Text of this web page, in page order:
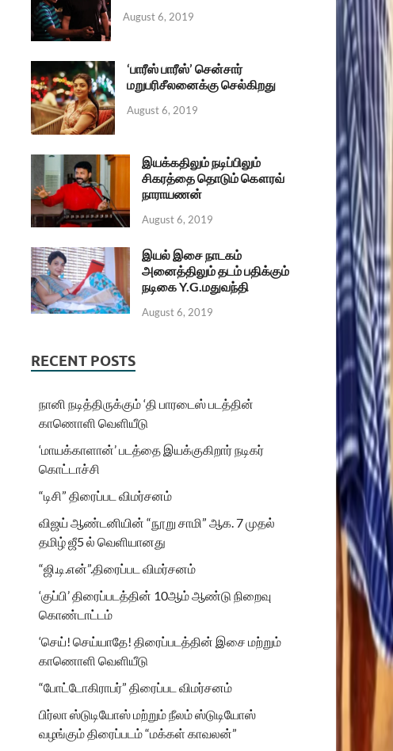
August 6, 2019
‘பாரீஸ் பாரீஸ்’ சென்சார்
மறுபரிசீலனைக்கு செல்கிறது
August 6, 2019
இயக்கதிலும் நடிப்பிலும்
சிகரத்தை தொடும் கௌரவ்
நாராயணன்
August 6, 2019
இயல் இசை நாடகம்
அனைத்திலும் தடம் பதிக்கும்
நடிகை Y.G.மதுவந்தி
August 6, 2019
RECENT POSTS
நானி நடித்திருக்கும் ‘தி பாரடைஸ் படத்தின்
காணொளி வெளியீடு
‘மாயக்காளான்’ படத்தை இயக்குகிறார் நடிகர்
கொட்டாச்சி
“டிசி” திரைப்பட விமர்சனம்
விஜய் ஆண்டனியின் “நூறு சாமி” ஆக. 7 முதல்
தமிழ் ஜீ5 ல் வெளியானது
“ஜி.டி.என்”.திரைப்பட விமர்சனம்
‘குப்பி’ திரைப்படத்தின் 10ஆம் ஆண்டு நிறைவு
கொண்டாட்டம்
‘செய்! செய்யாதே! திரைப்படத்தின் இசை மற்றும்
காணொளி வெளியீடு
“போட்டோகிராபர்” திரைப்பட விமர்சனம்
பிர்லா ஸ்டுடியோஸ் மற்றும் நீலம் ஸ்டுடியோஸ்
வழங்கும் திரைப்படம் “மக்கள் காவலன்”